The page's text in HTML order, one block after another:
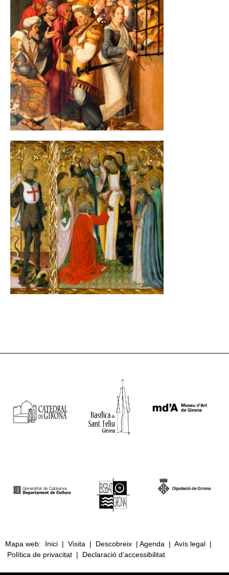
Mapa web: Inici | Visita | Descobreix | Agenda | Avís legal |
Política de privacitat | Declaració d’accessibilitat